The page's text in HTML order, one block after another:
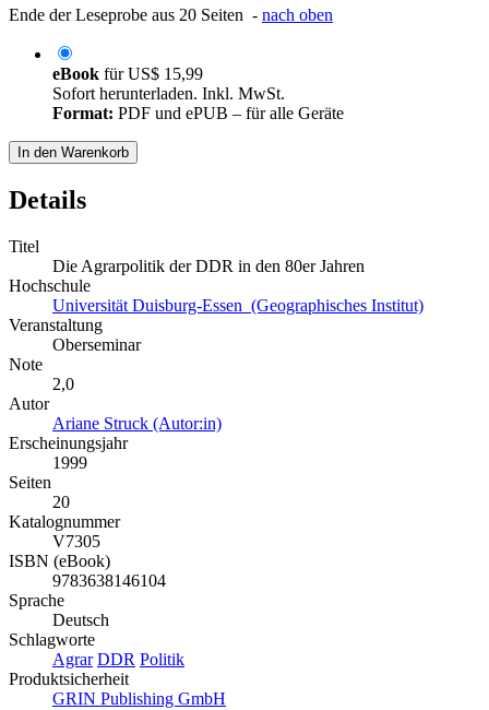
Ende der Leseprobe aus 20 Seiten - nach oben
eBook fürUS$ 15,99
Sofort herunterladen. Inkl. MwSt.
Format: PDF und ePUB – für alle Geräte
In den Warenkorb
Details
Titel
Die Agrarpolitik der DDR in den 80er Jahren
Hochschule
Universität Duisburg-Essen (Geographisches Institut)
Veranstaltung
Oberseminar
Note
2,0
Autor
Ariane Struck (Autor:in)
Erscheinungsjahr
1999
Seiten
20
Katalognummer
V7305
ISBN (eBook)
9783638146104
Sprache
Deutsch
Schlagworte
Agrar DDR Politik
Produktsicherheit
GRIN Publishing GmbH